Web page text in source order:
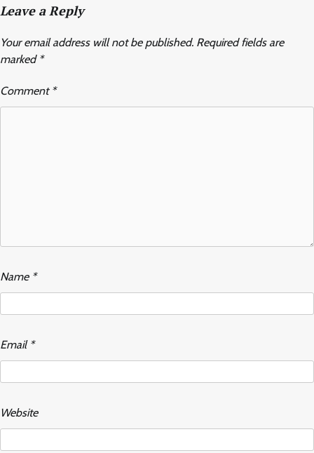
Leave a Reply
Your email address will not be published. Required fields are
marked *
Comment *
Name *
Email *
Website